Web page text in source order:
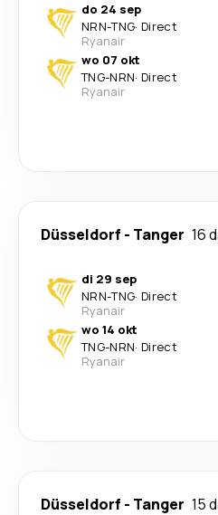
do 24 sep
NRN-TNG· Direct
Ryanair
wo 07 okt
TNG-NRN· Direct
Ryanair
Düsseldorf - Tanger 16
di 29 sep
NRN-TNG· Direct
Ryanair
wo 14 okt
TNG-NRN· Direct
Ryanair
Düsseldorf - Tanger 15